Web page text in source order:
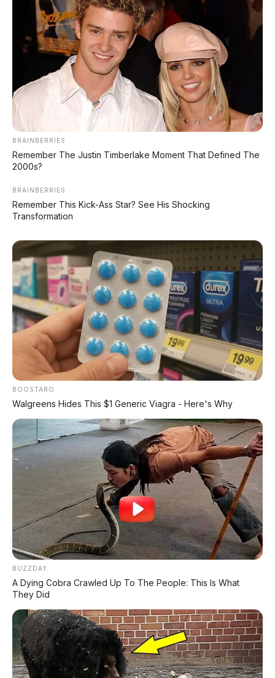
Anugerah Perdana Motor Bali
Ikuti kami untuk update stok unit dan berita otomotif harian.
Ikuti Halaman
KATEGORI OTOMOTIF
Review Mobil
Spesifikasi Motor
Event Otomotif
Daftar Harga OTR
BRAINBERRIES
Remember The Justin Timberlake Moment That Defined The
2000s?
BRAINBERRIES
Remember This Kick-Ass Star? See His Shocking
Transformation
BOOSTARO
Walgreens Hides This $1 Generic Viagra - Here's Why
BUZZDAY
A Dying Cobra Crawled Up To The People: This Is What
They Did